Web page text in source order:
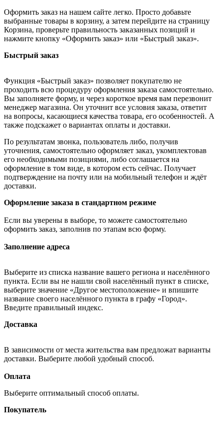
Оформить заказ на нашем сайте легко. Просто добавьте
выбранные товары в корзину, а затем перейдите на страницу
Корзина, проверьте правильность заказанных позиций и
нажмите кнопку «Оформить заказ» или «Быстрый заказ».
Быстрый заказ
Функция «Быстрый заказ» позволяет покупателю не
проходить всю процедуру оформления заказа самостоятельно.
Вы заполняете форму, и через короткое время вам перезвонит
менеджер магазина. Он уточнит все условия заказа, ответит
на вопросы, касающиеся качества товара, его особенностей. А
также подскажет о вариантах оплаты и доставки.
По результатам звонка, пользователь либо, получив
уточнения, самостоятельно оформляет заказ, укомплектовав
его необходимыми позициями, либо соглашается на
оформление в том виде, в котором есть сейчас. Получает
подтверждение на почту или на мобильный телефон и ждёт
доставки.
Оформление заказа в стандартном режиме
Если вы уверены в выборе, то можете самостоятельно
оформить заказ, заполнив по этапам всю форму.
Заполнение адреса
Выберите из списка название вашего региона и населённого
пункта. Если вы не нашли свой населённый пункт в списке,
выберите значение «Другое местоположение» и впишите
название своего населённого пункта в графу «Город».
Введите правильный индекс.
Доставка
В зависимости от места жительства вам предложат варианты
доставки. Выберите любой удобный способ.
Оплата
Выберите оптимальный способ оплаты.
Покупатель